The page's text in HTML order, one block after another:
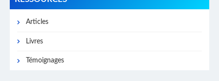
Articles
Livres
Témoignages